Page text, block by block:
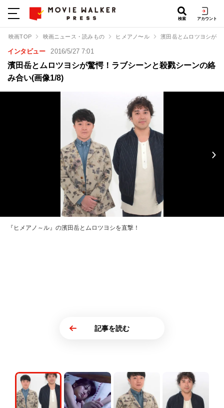
検索 アカウント
映画TOP 映画ニュース・読みもの ヒメアノ〜ル 濱田岳とムロツヨシが
インタビュー 2016/5/27 7:01
濱田岳とムロツヨシが驚愕！ラブシーンと殺戮シーンの絡
み合い(画像1/8)
『ヒメアノ～ル』の濱田岳とムロツヨシを直撃！
記事を読む